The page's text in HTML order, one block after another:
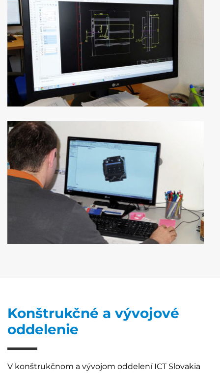
Konštrukčné a vývojové
oddelenie
V konštrukčnom a vývojom oddelení ICT Slovakia